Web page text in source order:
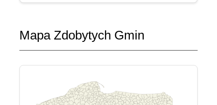
Mapa Zdobytych Gmin